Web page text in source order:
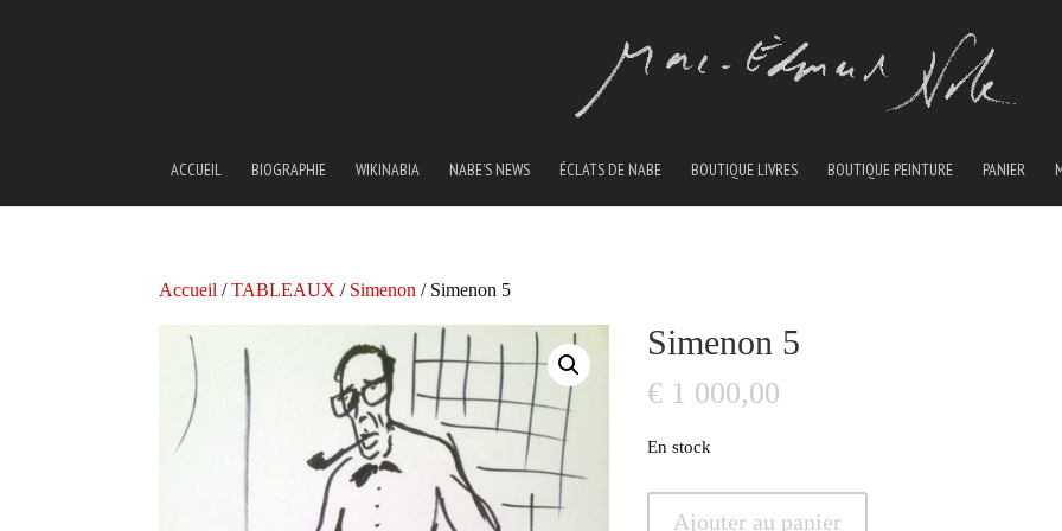
ACCUEIL BIOGRAPHIE WIKINABIA NABE’S NEWS ÉCLATS DE NABE BOUTIQUE LIVRES BOUTIQUE PEINTURE PANIER
Accueil /TABLEAUX / Simenon / Simenon 5
Simenon 5
€ 1 000,00
En stock
Ajouter au panier